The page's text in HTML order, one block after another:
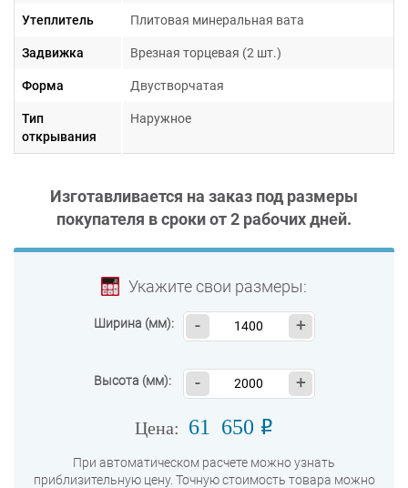
Утеплитель Плитовая минеральная вата
Задвижка Врезная торцевая (2 шт.)
Форма Двустворчатая
Тип
открывания
Наружное
Изготавливается на заказ под размеры
покупателя в сроки от2 рабочих дней.
Укажите свои размеры:
Ширина (мм): - +
Высота (мм): - +
Цена: 61 650 o
При автоматическом расчете можно узнать
приблизительную цену. Точную стоимость товара можно